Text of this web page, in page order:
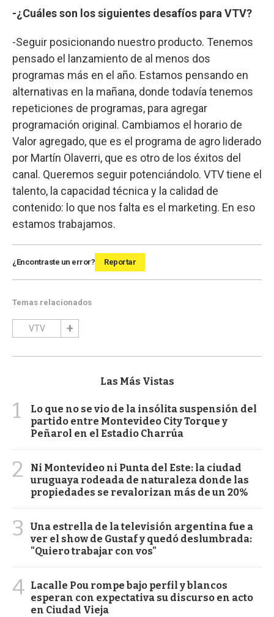
-¿Cuáles son los siguientes desafíos para VTV?
-Seguir posicionando nuestro producto. Tenemos
pensado el lanzamiento de al menos dos
programas más en el año. Estamos pensando en
alternativas en la mañana, donde todavía tenemos
repeticiones de programas, para agregar
programación original. Cambiamos el horario de
Valor agregado, que es el programa de agro liderado
por Martín Olaverri, que es otro de los éxitos del
canal. Queremos seguir potenciándolo. VTV tiene el
talento, la capacidad técnica y la calidad de
contenido: lo que nos falta es el marketing. En eso
estamos trabajamos.
¿Encontraste un error? Reportar
Temas relacionados
VTV
Las Más Vistas
1
Lo que no se vio de la insólita suspensión del
partido entre Montevideo City Torque y
Peñarol en el Estadio Charrúa
2
Ni Montevideo ni Punta del Este: la ciudad
uruguaya rodeada de naturaleza donde las
propiedades se revalorizan más de un 20%
3
Una estrella de la televisión argentina fue a
ver el show de Gustaf y quedó deslumbrada:
"Quiero trabajar con vos"
4 Lacalle Pou rompe bajo perfil y blancos
esperan con expectativa su discurso en acto
en Ciudad Vieja